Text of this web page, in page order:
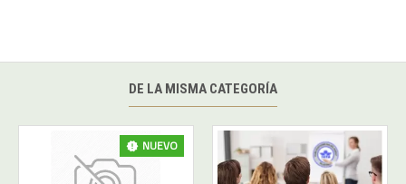
DE LA MISMA CATEGORÍA
NUEVO